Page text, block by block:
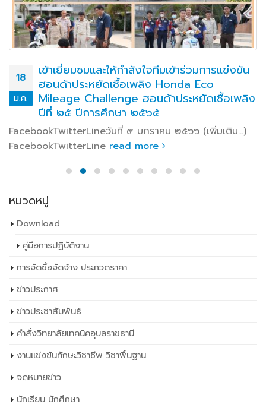
18
ม.ค.
เข้าเยี่ยมชมและให้กำลังใจทีมเข้าร่วมการแข่งขัน
ฮอนด้าประหยัดเชื้อเพลิง Honda Eco
Mileage Challenge ฮอนด้าประหยัดเชื้อเพลิง
ปีที่ ๒๕ ปีการศึกษา ๒๕๖๕
FacebookTwitterLineวันที่ ๙ มกราคม ๒๕๖๖ (เพิ่มเติม…)
FacebookTwitterLine read more
หมวดหมู่
Download
คู่มือการปฏิบัติงาน
การจัดซื้อจัดจ้าง ประกวดราคา
ข่าวประกาศ
ข่าวประชาสัมพันธ์
คำสั่งวิทยาลัยเทคนิคอุบลราชธานี
งานแข่งขันทักษะวิชาชีพ วิชาพื้นฐาน
จดหมายข่าว
นักเรียน นักศึกษา